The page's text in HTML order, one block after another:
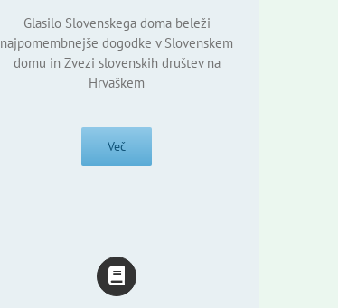
Glasilo Slovenskega doma beleži
najpomembnejše dogodke v Slovenskem
domu in Zvezi slovenskih društev na
Hrvaškem
Več